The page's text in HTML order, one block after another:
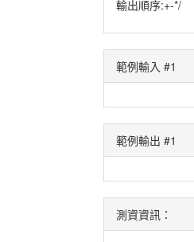
輸出順序:+-*/
範例輸入 #1
範例輸出 #1
測資資訊：